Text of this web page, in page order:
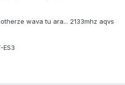
wava tu ara... 2133mhz aqvs
ES3